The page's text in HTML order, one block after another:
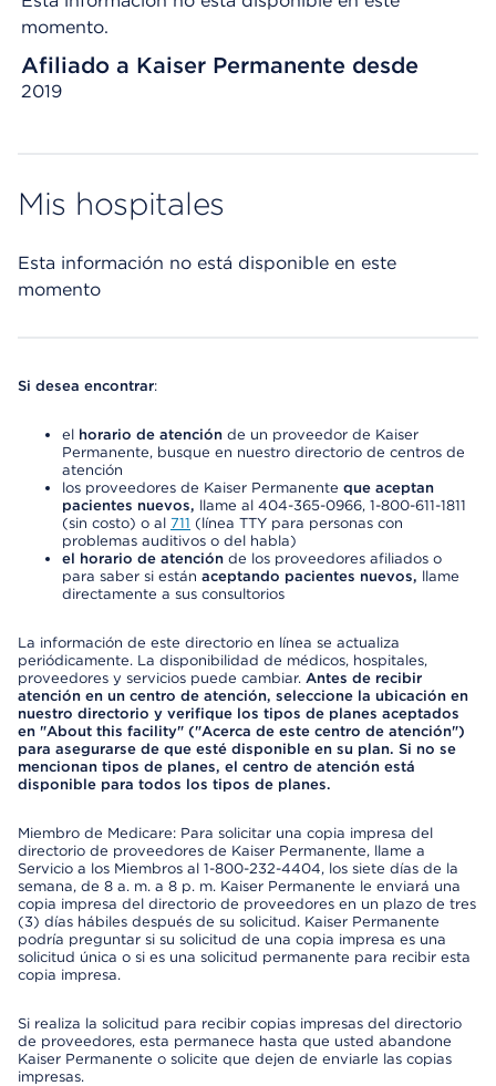
momento.
Afiliado a Kaiser Permanente desde
2019
Mis hospitales
Esta información no está disponible en este
momento
Si desea encontrar:
el horario de atención de un proveedor de Kaiser
Permanente, busque en nuestro directorio de centros de
atención
los proveedores de Kaiser Permanente que aceptan
pacientes nuevos, llame al 404-365-0966, 1-800-611-1811
(sin costo) o al 711 (línea TTY para personas con
problemas auditivos o del habla)
el horario de atención de los proveedores afiliados o
para saber si están aceptando pacientes nuevos, llame
directamente a sus consultorios
La información de este directorio en línea se actualiza
periódicamente. La disponibilidad de médicos, hospitales,
proveedores y servicios puede cambiar. Antes de recibir
atención en un centro de atención, seleccione la ubicación en
nuestro directorio y verifique los tipos de planes aceptados
en "About this facility" ("Acerca de este centro de atención")
para asegurarse de que esté disponible en su plan. Si no se
mencionan tipos de planes, el centro de atención está
disponible para todos los tipos de planes.
Miembro de Medicare: Para solicitar una copia impresa del
directorio de proveedores de Kaiser Permanente, llame a
Servicio a los Miembros al 1-800-232-4404, los siete días de la
semana, de 8 a. m. a 8 p. m. Kaiser Permanente le enviará una
copia impresa del directorio de proveedores en un plazo de tres
(3) días hábiles después de su solicitud. Kaiser Permanente
podría preguntar si su solicitud de una copia impresa es una
solicitud única o si es una solicitud permanente para recibir esta
copia impresa.
Si realiza la solicitud para recibir copias impresas del directorio
de proveedores, esta permanece hasta que usted abandone
Kaiser Permanente o solicite que dejen de enviarle las copias
impresas.